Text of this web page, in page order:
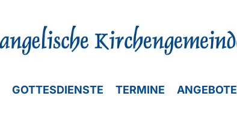
GOTTESDIENSTE TERMINE ANGEBOTE